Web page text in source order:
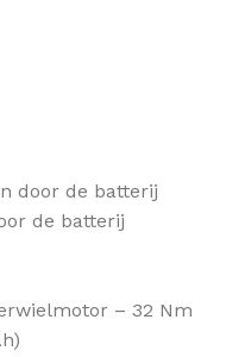
door de batterij
de batterij
– 32 Nm